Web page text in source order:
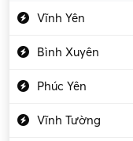
Vĩnh Yên
Bình Xuyên
Phúc Yên
Vĩnh Tường